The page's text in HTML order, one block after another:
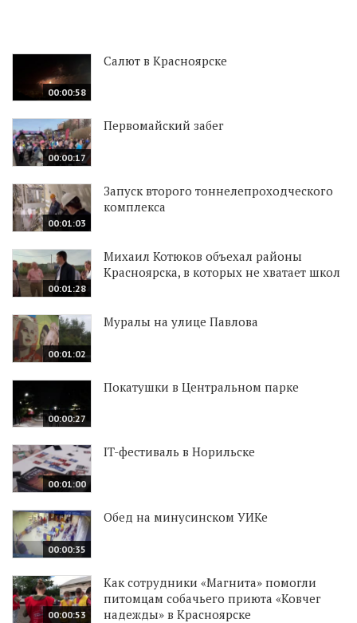
00:00:58
Салют в Красноярске
00:00:17
Первомайский забег
00:01:03
Запуск второго тоннелепроходческого
комплекса
00:01:28
Михаил Котюков объехал районы
Красноярска, в которых не хватает школ
00:01:02
Муралы на улице Павлова
00:00:27
Покатушки в Центральном парке
00:01:00
IT-фестиваль в Норильске
00:00:35
Обед на минусинском УИКе
00:00:53
Как сотрудники «Магнита» помогли
питомцам собачьего приюта «Ковчег
надежды» в Красноярске